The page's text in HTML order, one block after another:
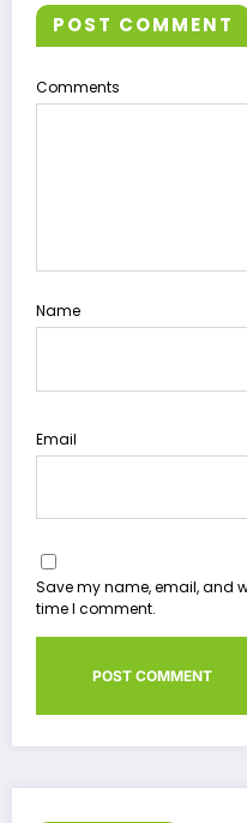
POST COMMENT
Comments
Name
Email
Save my name, email, and
time I comment.